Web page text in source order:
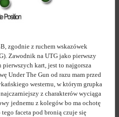
zgodnie z ruchem wskazówek
Zawodnik na UTG jako pierwszy
pierwszych kart, jest to najgorsza
Under The Gun od razu mam przed
westernu, w którym grupka
z charakterów wyciąga
jednemu z kolegów bo ma ochotę
faceta pod bronią czuje się